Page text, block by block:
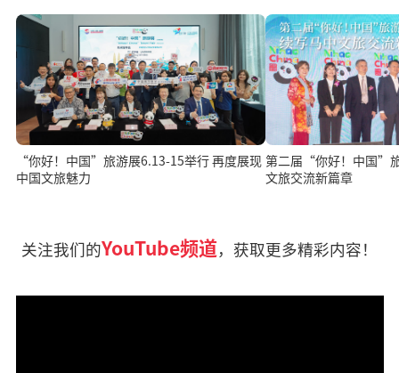
“你好！中国”旅游展6.13-15举行 再度展现
中国文旅魅力
第二届“你好！中国”旅游展
文旅交流新篇章
关注我们的YouTube频道，获取更多精彩内容！